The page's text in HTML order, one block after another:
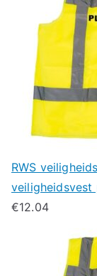
RWS
veiligheidsvest
€12.04